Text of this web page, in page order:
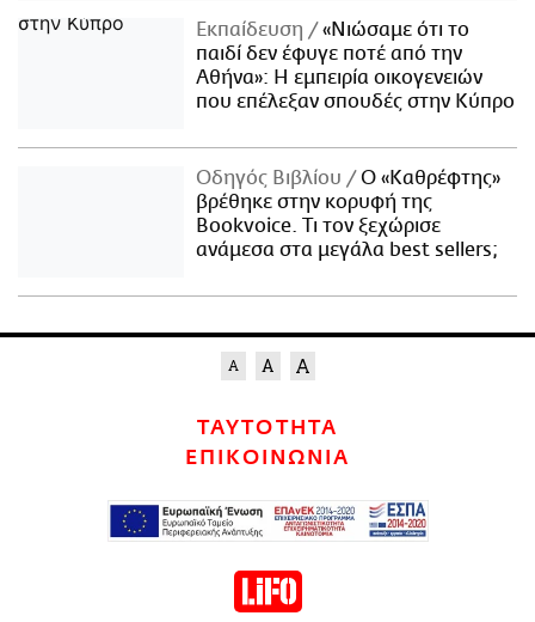
Εκπαίδευση
«Νιώσαμε ότι το
παιδί δεν έφυγε ποτέ από την
Αθήνα»: Η εμπειρία οικογενειών
που επέλεξαν σπουδές στην Κύπρο
Οδηγός Βιβλίου
Ο «Καθρέφτης»
βρέθηκε στην κορυφή της
Bookvoice. Τι τον ξεχώρισε
ανάμεσα στα μεγάλα best sellers;
ΤΑΥΤΟΤΗΤΑ
ΕΠΙΚΟΙΝΩΝΙΑ